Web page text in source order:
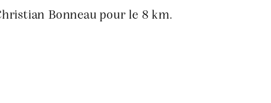
Bonneau pour le 8 km.